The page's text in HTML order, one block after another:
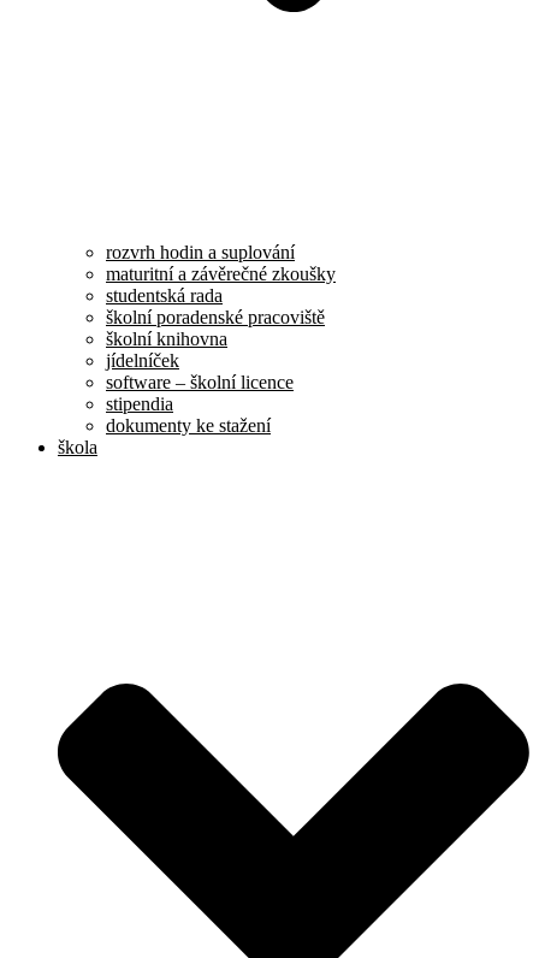
rozvrh hodin a suplování
maturitní a závěrečné zkoušky
studentská rada
školní poradenské pracoviště
školní knihovna
jídelníček
software – školní licence
stipendia
dokumenty ke stažení
škola